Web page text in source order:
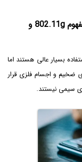
شبکه‌های بی‌سیم وای-فای و آشنایی با مفهوم 802.11g‌ و
بسیار عالی هستند اما
ضخیم و اجسام فلزی قرار
سیمی نیستند.